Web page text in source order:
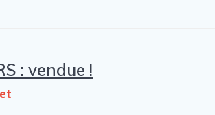
: vendue !